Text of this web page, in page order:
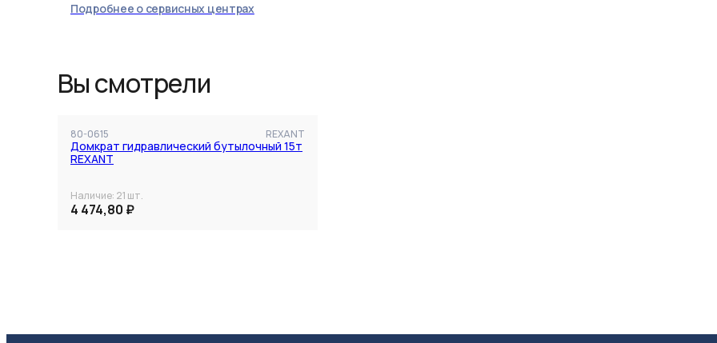
Подробнее о сервисных центрах
Вы смотрели
80-0615 REXANT
Домкрат гидравлический бутылочный 15т
REXANT
Наличие: 21 шт.
4 474,80 ₽